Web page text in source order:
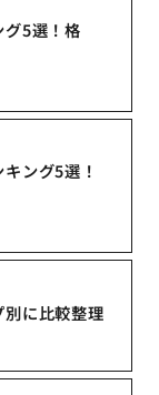
グ5選！格
ング5選！
に比較整理